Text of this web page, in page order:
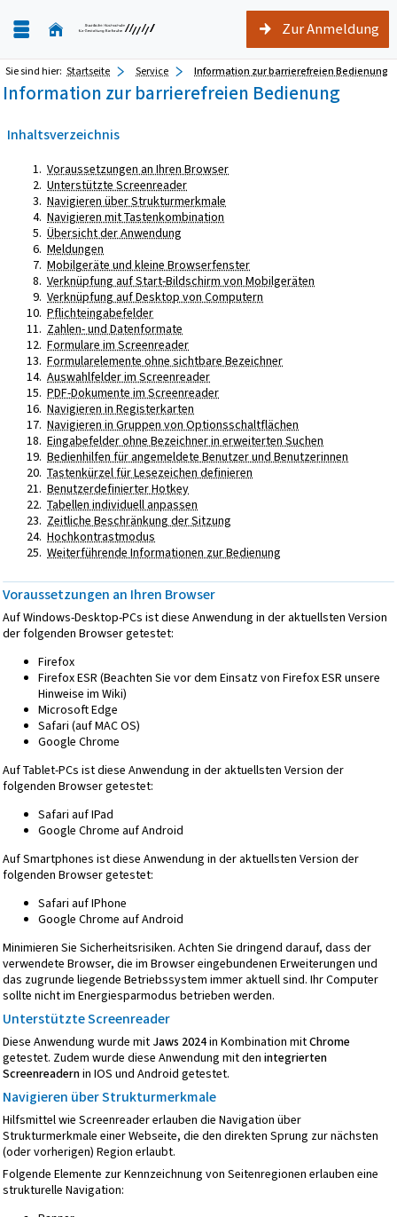
Zur Anmeldung
Sie sind hier: Startseite Service Information zur barrierefreien Bedienung
Information zur barrierefreien Bedienung
Inhaltsverzeichnis
Voraussetzungen an Ihren Browser
Unterstützte Screenreader
Navigieren über Strukturmerkmale
Navigieren mit Tastenkombination
Übersicht der Anwendung
Meldungen
Mobilgeräte und kleine Browserfenster
Verknüpfung auf Start-Bildschirm von Mobilgeräten
Verknüpfung auf Desktop von Computern
Pflichteingabefelder
Zahlen- und Datenformate
Formulare im Screenreader
Formularelemente ohne sichtbare Bezeichner
Auswahlfelder im Screenreader
PDF-Dokumente im Screenreader
Navigieren in Registerkarten
Navigieren in Gruppen von Optionsschaltflächen
Eingabefelder ohne Bezeichner in erweiterten Suchen
Bedienhilfen für angemeldete Benutzer und Benutzerinnen
Tastenkürzel für Lesezeichen definieren
Benutzerdefinierter Hotkey
Tabellen individuell anpassen
Zeitliche Beschränkung der Sitzung
Hochkontrastmodus
Weiterführende Informationen zur Bedienung
Voraussetzungen an Ihren Browser
Auf Windows-Desktop-PCs ist diese Anwendung in der aktuellsten Version
der folgenden Browser getestet:
Firefox
Firefox ESR (Beachten Sie vor dem Einsatz von Firefox ESR unsere
Hinweise im Wiki)
Microsoft Edge
Safari (auf MAC OS)
Google Chrome
Auf Tablet-PCs ist diese Anwendung in der aktuellsten Version der
folgenden Browser getestet:
Safari auf IPad
Google Chrome auf Android
Auf Smartphones ist diese Anwendung in der aktuellsten Version der
folgenden Browser getestet:
Safari auf IPhone
Google Chrome auf Android
Minimieren Sie Sicherheitsrisiken. Achten Sie dringend darauf, dass der
verwendete Browser, die im Browser eingebundenen Erweiterungen und
das zugrunde liegende Betriebssystem immer aktuell sind. Ihr Computer
sollte nicht im Energiesparmodus betrieben werden.
Unterstützte Screenreader
Diese Anwendung wurde mit Jaws 2024in Kombination mitChrome
getestet. Zudem wurde diese Anwendung mit den integrierten
Screenreadernin IOS und Android getestet.
Navigieren über Strukturmerkmale
Hilfsmittel wie Screenreader erlauben die Navigation über
Strukturmerkmale einer Webseite, die den direkten Sprung zur nächsten
(oder vorherigen) Region erlaubt.
Folgende Elemente zur Kennzeichnung von Seitenregionen erlauben eine
strukturelle Navigation: